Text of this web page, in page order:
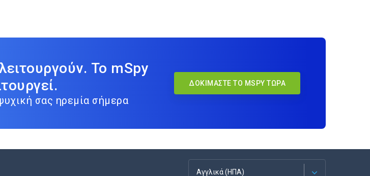
Το mSpy
σας ηρεμία σήμερα
ΔΟΚΙΜΆΣΤΕ ΤΟ MSPY ΤΏΡΑ
Αγγλικά (ΗΠΑ)